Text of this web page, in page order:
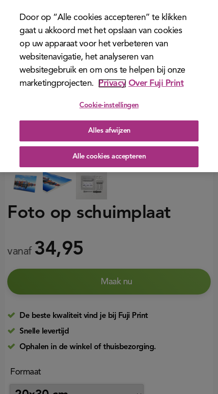
menu
Foto op schuimplaat
Formaat
vanaf 34,95
Maak nu
De beste kwaliteit vind je bij Fuji Print
Snelle levertijd
Ophalen in de winkel of thuisbezorging.
Door op “Alle cookies accepteren” te klikken
gaat u akkoord met het opslaan van cookies
op uw apparaat voor het verbeteren van
websitenavigatie, het analyseren van
websitegebruik en om ons te helpen bij onze
marketingprojecten.
Privacy Over Fuji Print
Cookie-instellingen
Alles afwijzen
Alle cookies accepteren